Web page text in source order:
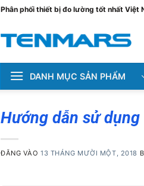
Phân phối thiết bị đo lường tốt nhất Việt
DANH MỤC SẢN PHẨM
Hướng dẫn sử
ĐĂNG VÀO13 THÁNG MƯỜI MỘT, 2018